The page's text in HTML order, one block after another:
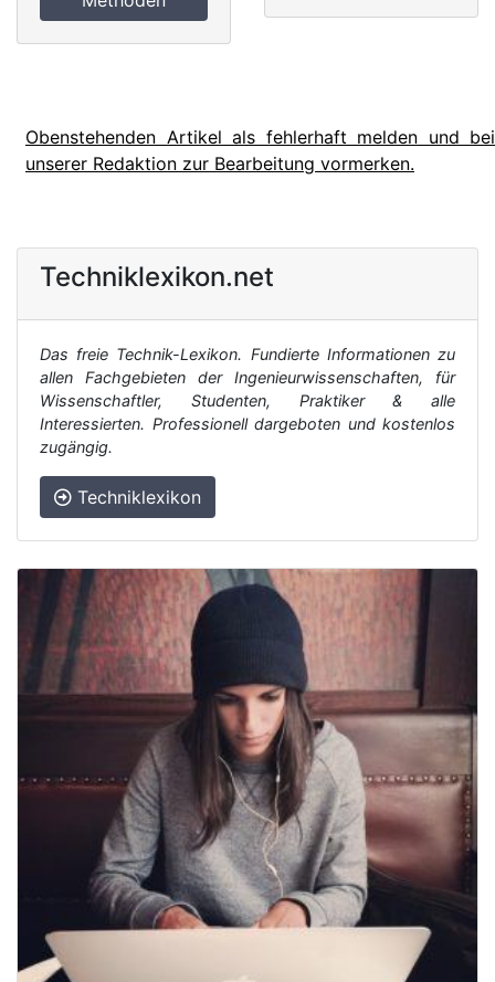
Obenstehenden Artikel als fehlerhaft melden und bei
unserer Redaktion zur Bearbeitung vormerken.
Techniklexikon.net
Das freie Technik-Lexikon. Fundierte Informationen zu
allen Fachgebieten der Ingenieurwissenschaften, für
Wissenschaftler, Studenten, Praktiker & alle
Interessierten. Professionell dargeboten und kostenlos
zugängig.
Techniklexikon